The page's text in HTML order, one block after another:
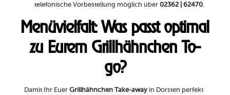
telefonische Vorbestellung möglich über 02362 | 62470.
Menüvielfalt: Was passt optimal
zu Eurem Grillhähnchen To-
go?
Damit Ihr Euer Grillhähnchen Take-awayin Dorsten perfekt